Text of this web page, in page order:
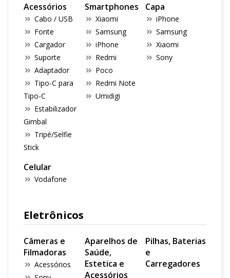
Acessórios
Cabo / USB
Fonte
Cargador
Suporte
Adaptador
Tipo-C para
Tipo-C
Estabilizador
Gimbal
Tripé/Selfie
Stick
Smartphones
Xiaomi
Samsung
iPhone
Redmi
Poco
Redmi Note
Umidigi
Capa
iPhone
Samsung
Xiaomi
Sony
Celular
Vodafone
Eletrônicos
Câmeras e
Filmadoras
Acessórios
Aparelhos de
Saúde,
Estetica e
Acessórios
Pilhas, Baterias
e
Carregadores